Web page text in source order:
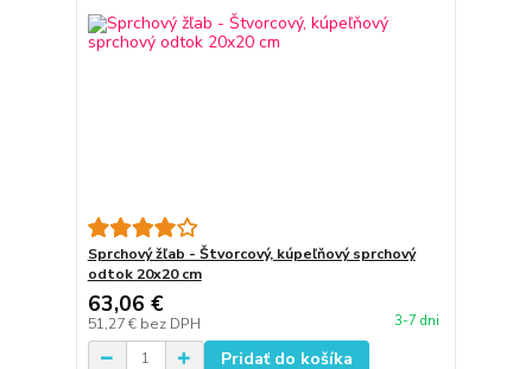
Sprchový žľab - Štvorcový, kúpeľňový sprchový
odtok 20x20 cm
63,06 €
51,27 € bez DPH 3-7 dni
Pridať do košíka